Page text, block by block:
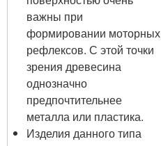
важны при
формировании моторных
рефлексов. С этой точки
зрения древесина
однозначно
предпочтительнее
металла или пластика.
Изделия данного типа